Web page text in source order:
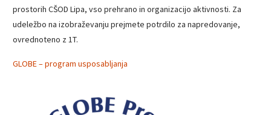
prostorih CŠOD Lipa, vso prehrano in organizacijo aktivnosti. Za
udeležbo na izobraževanju prejmete potrdilo za napredovanje,
ovrednoteno z 1T.
GLOBE – program usposabljanja